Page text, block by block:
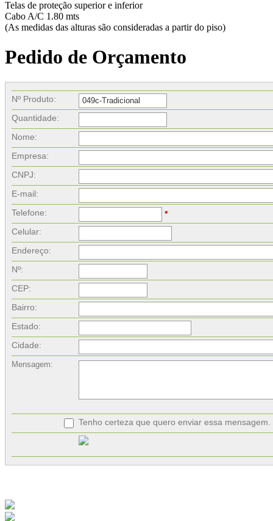
Telas de proteção superior e inferior
Cabo A/C 1.80 mts
(As medidas das alturas são consideradas a partir do piso)
Pedido de Orçamento
Nº Produto:
Quantidade:
Nome:
Empresa:
CNPJ:
E-mail:
Telefone:
*
Celular:
Endereço:
Nº:
CEP:
Bairro:
Estado:
Cidade:
Mensagem:
Tenho certeza que quero enviar essa mensagem.